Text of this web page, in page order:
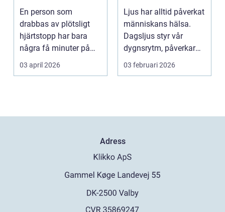
En person som
drabbas av plötsligt
hjärtstopp har bara
några få minuter på
sig. För varje minut
utan...
03 april 2026
hälsa och
välbefinnande
Ljus har alltid påverkat
människans hälsa.
Dagsljus styr vår
dygnsrytm, påverkar
humör, sömn och ene...
03 februari 2026
Adress